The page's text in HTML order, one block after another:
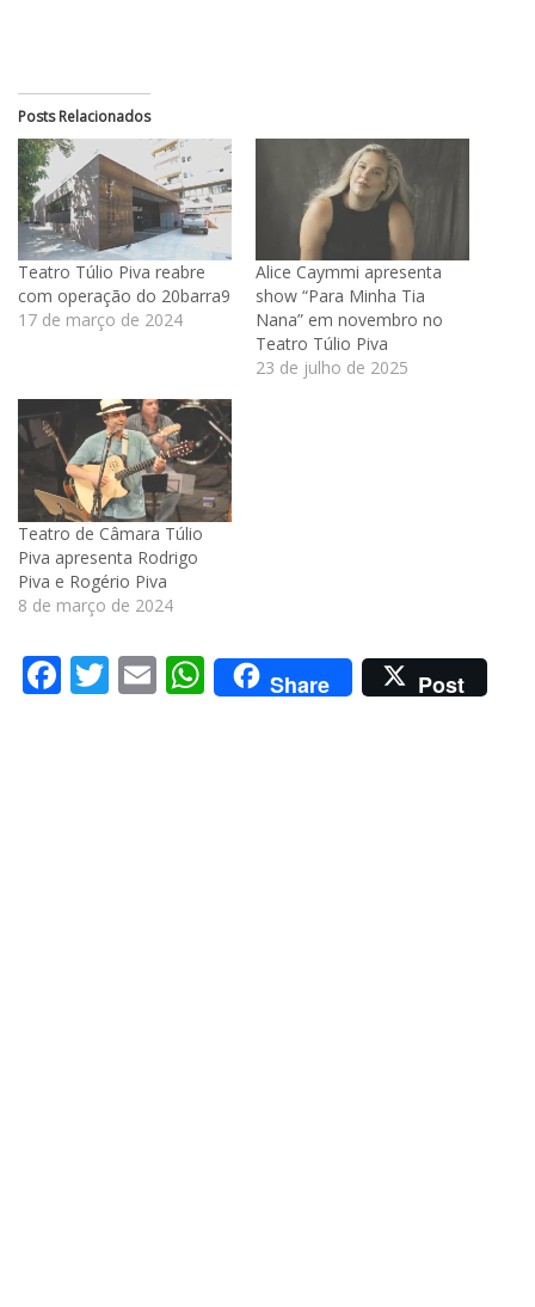
Posts Relacionados
Teatro Túlio Piva reabre
com operação do 20barra9
17 de março de 2024
Alice Caymmi apresenta
show “Para Minha Tia
Nana” em novembro no
Teatro Túlio Piva
23 de julho de 2025
Teatro de Câmara Túlio
Piva apresenta Rodrigo
Piva e Rogério Piva
8 de março de 2024
Facebook
Twitter
EmailWhatsApp
Share Post